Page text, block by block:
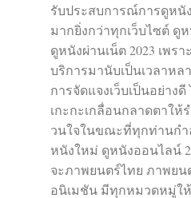
รับประสบการณ์การดูหนั
มากยิ่งกว่าทุกเว็บไซต์ ดู
ดูหนังผ่านเน็ต 2023 เพรา
บริการมานับเป็นเวลาห
การจัดแจงเว็บเป็นอย่าง
เกะกะเกลื่อนกลาดตาใ
วนใจในขณะที่ทุกท่านกำ
หนังใหม่ ดูหนังออนไลน์
จะภาพยนตร์ไทย ภาพยน
อนิเมชัน มีทุกหมวดหมู่ใ